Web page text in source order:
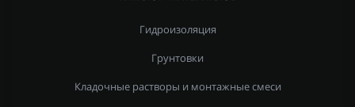
Гидроизоляция
Грунтовки
Кладочные растворы и монтажные смеси